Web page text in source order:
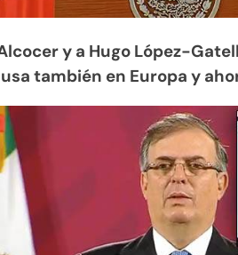
y a Hugo López-
también en Europa y